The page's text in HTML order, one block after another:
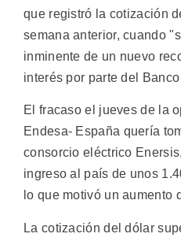
que registró la cotización
semana anterior, cuando
inminente de un nuevo
interés por parte del
El fracaso el jueves de la
Endesa- España quería
consorcio eléctrico
ingreso al país de unos
lo que motivó un aumento
La cotización del dólar